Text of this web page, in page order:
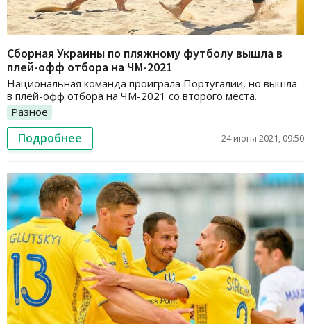
Сборная Украины по пляжному футболу вышла в
плей-офф отбора на ЧМ-2021
Национальная команда проиграла Португалии, но вышла
в плей-офф отбора на ЧМ-2021 со второго места.
Разное
Подробнее 24 июня 2021, 09:50